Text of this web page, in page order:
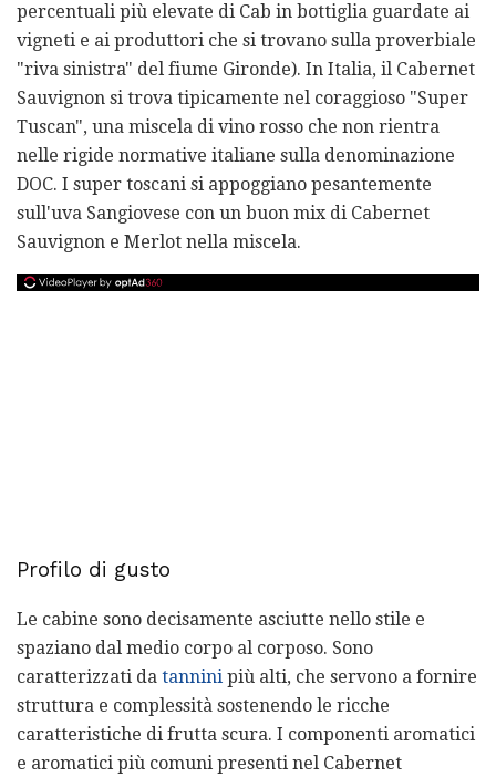
percentuali più elevate di Cab in bottiglia guardate ai
vigneti e ai produttori che si trovano sulla proverbiale
"riva sinistra" del fiume Gironde). In Italia, il Cabernet
Sauvignon si trova tipicamente nel coraggioso "Super
Tuscan", una miscela di vino rosso che non rientra
nelle rigide normative italiane sulla denominazione
DOC. I super toscani si appoggiano pesantemente
sull'uva Sangiovese con un buon mix di Cabernet
Sauvignon e Merlot nella miscela.
Profilo di gusto
Le cabine sono decisamente asciutte nello stile e
spaziano dal medio corpo al corposo. Sono
caratterizzati da tannini più alti, che servono a fornire
struttura e complessità sostenendo le ricche
caratteristiche di frutta scura. I componenti aromatici
e aromatici più comuni presenti nel Cabernet